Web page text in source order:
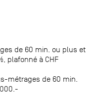
de 60 min. ou plus et
plafonné à CHF
métrages de 60 min.